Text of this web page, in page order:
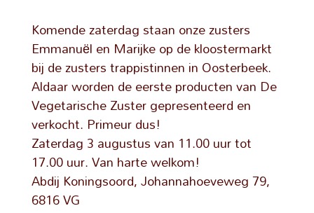
Komende zaterdag staan onze zusters
Emmanuël en Marijke op de kloostermarkt
bij de zusters trappistinnen in Oosterbeek.
Aldaar worden de eerste producten van De
Vegetarische Zuster gepresenteerd en
verkocht. Primeur dus!
Zaterdag 3 augustus van 11.00 uur tot
17.00 uur. Van harte welkom!
Abdij Koningsoord, Johannahoeveweg 79,
6816 VG